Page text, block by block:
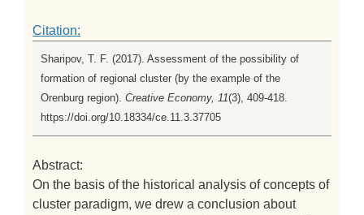
Citation:
Sharipov, T. F. (2017). Assessment of the possibility of
formation of regional cluster (by the example of the
Orenburg region). Creative Economy, 11(3), 409-418.
https://doi.org/10.18334/ce.11.3.37705
Abstract:
On the basis of the historical analysis of concepts of
cluster paradigm, we drew a conclusion about